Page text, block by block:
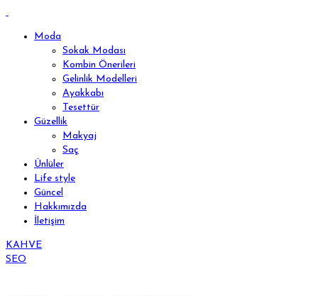
Moda
Sokak Modası
Kombin Önerileri
Gelinlik Modelleri
Ayakkabı
Tesettür
Güzellik
Makyaj
Saç
Ünlüler
Life style
Güncel
Hakkımızda
İletişim
KAHVE
SEO